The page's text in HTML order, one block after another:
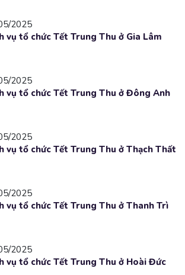
2025
vụ tổ chức Tết Trung Thu ở Gia Lâm
2025
vụ tổ chức Tết Trung Thu ở Đông Anh
2025
vụ tổ chức Tết Trung Thu ở Thạch Thất
2025
vụ tổ chức Tết Trung Thu ở Thanh Trì
2025
vụ tổ chức Tết Trung Thu ở Hoài Đức